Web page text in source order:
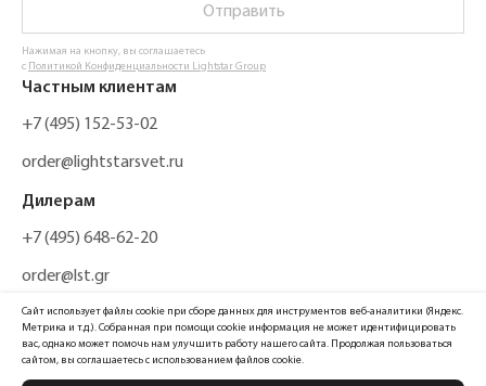
Отправить
Нажимая на кнопку, вы соглашаетесь
с Политикой Конфиденциальности Lightstar Group
Частным клиентам
+7 (495) 152-53-02
order@lightstarsvet.ru
Дилерам
+7 (495) 648-62-20
order@lst.gr
Сайт использует файлы cookie при сборе данных для инструментов веб-аналитики (Яндекс.
Метрика и т.д.). Собранная при помощи cookie информация не может идентифицировать
вас, однако может помочь нам улучшить работу нашего сайта. Продолжая пользоваться
сайтом, вы соглашаетесь с использованием файлов cookie.